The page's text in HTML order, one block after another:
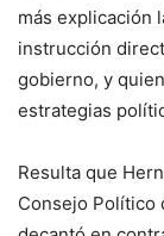
más explicación
instrucción
gobierno, y
estrategias
Resulta que
Consejo Político